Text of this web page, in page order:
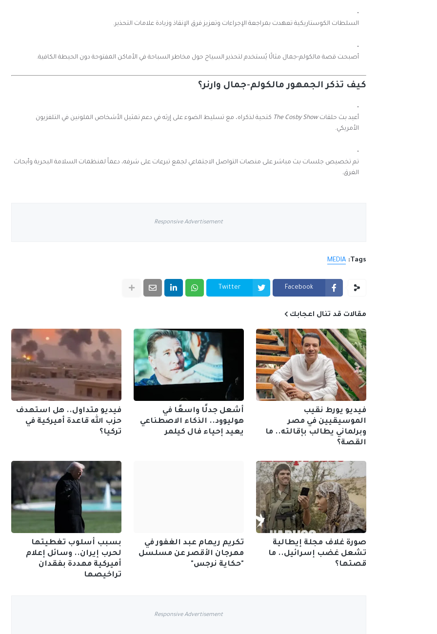
السلطات الكوستاريكية تعهدت بمراجعة الإجراءات وتعزيز فرق الإنقاذ وزيادة علامات التحذير.
أصبحت قصة مالكولم-جمال مثالًا يُستخدم لتحذير السياح حول مخاطر السباحة في الأماكن المفتوحة دون الحيطة الكافية.
كيف تذكر الجمهور مالكولم-جمال وارنر؟
أعيد بث حلقاتThe Cosby Show كتحية لذكراه، مع تسليط الضوء على إرثه في دعم تمثيل الأشخاص الملونين في التلفزيون
الأمريكي.
تم تخصيص جلسات بث مباشر على منصات التواصل الاجتماعي لجمع تبرعات على شرفه، دعماً لمنظمات السلامة البحرية وأبحاث
الغرق.
Responsive Advertisement
Tags:
MEDIA
Facebook
Twitter
مقالات قد تنال اعجابك
فيديو يورط نقيب
الموسيقيين في مصر
وبرلماني يطالب بإقالته.. ما
القصة؟
أشعل جدلًا واسعًا في
هوليوود.. الذكاء الاصطناعي
يعيد إحياء فال كيلمر
فيديو متداول.. هل استهدف
حزب الله قاعدة أميركية في
تركيا؟
صورة غلاف مجلة إيطالية
تشعل غضب إسرائيل.. ما
قصتها؟
تكريم ريهام عبد الغفور في
مهرجان الأقصر عن مسلسل
"حكاية نرجس"
بسبب أسلوب تغطيتها
لحرب إيران.. وسائل إعلام
أميركية مهددة بفقدان
تراخيصها
Responsive Advertisement